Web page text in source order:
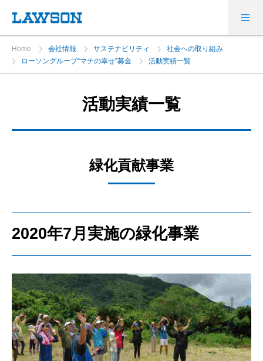
Home 会社情報 サステナビリティ
社会への取り組み
ローソングループ“マチの幸せ”募金
活動実績一覧
活動実績一覧
緑化貢献事業
2020年7月実施の緑化事業